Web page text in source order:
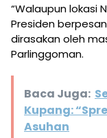
“Walaupun lokasi
Presiden
dirasakan oleh
Parlinggoman.
Baca Juga:
Kupang:
Asuhan